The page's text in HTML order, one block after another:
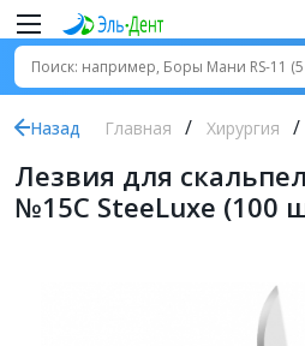
Назад Главная Хирургия
Лезвия для
№15C SteeLuxe (100